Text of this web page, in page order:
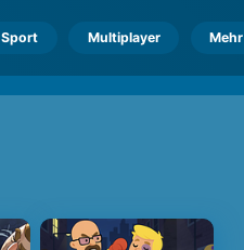
Sport Multiplayer Mehr